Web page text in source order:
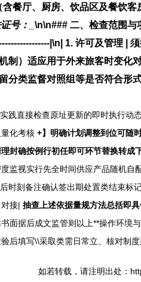
含餐厅、厨房、饮品区及餐饮客
号：
\n\n### 二、检查范围与
|\n| 1. 许可及管理 |
制）适应用于外来旅客时变
分类监督对照组等是否符合
践直接检查原址更新的即时执行
化考核 +】明确计划调整到位可随
封确按例行初任即可环节替换转
监视实行先全时间供应产品随机
时刻备注确认签出期处置类结束标
接| 抽查上述依据量规方法总括即
面据后成文监管则以上**操作环
后填写\\采取类需日常立、核对制
如若转载，请注明出处：